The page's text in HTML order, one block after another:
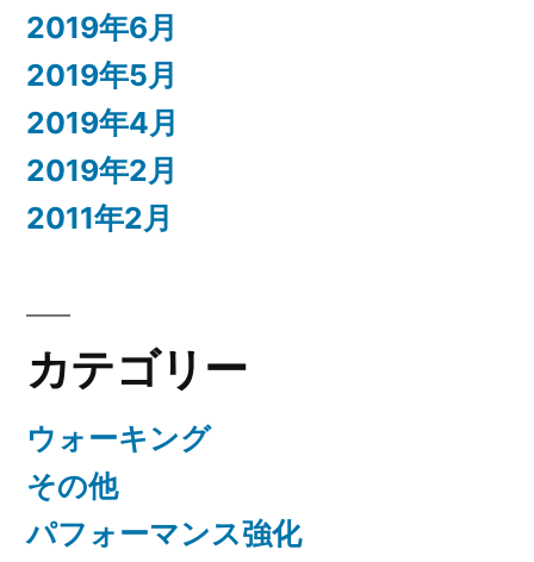
2019年6月
2019年5月
2019年4月
2019年2月
2011年2月
カテゴリー
ウォーキング
その他
パフォーマンス強化